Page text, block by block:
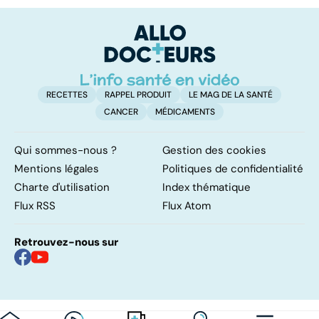
naissance
RECETTES RAPPEL PRODUIT
LE MAG DE LA SANTÉ
CANCER
MÉDICAMENTS
Qui sommes-nous ?
Gestion des cookies
Mentions légales
Politiques de confidentialité
Charte d'utilisation
Index thématique
Flux RSS
Flux Atom
Retrouvez-nous sur